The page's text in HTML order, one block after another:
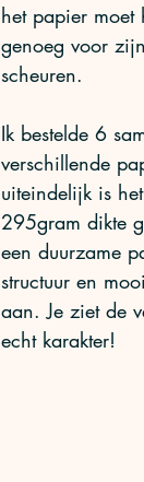
het papier
genoeg voor
scheuren.
Ik bestelde 6
verschillende
uiteindelijk is
295gram dikte
een duurzame
structuur en
aan. Je ziet de
echt karakter!